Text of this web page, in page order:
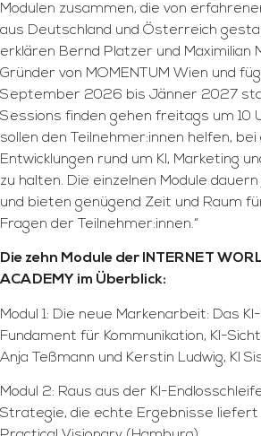
Modulen zusammen, die von
aus Deutschland und Österreich
erklären Bernd Platzer und Maximilian
Gründer von MOMENTUM Wien und
September 2026 bis Jänner 2027
Sessions finden gehen freitags um 10
sollen den Teilnehmer:innen helfen, bei
Entwicklungen rund um KI, Marketing
zu halten. Die einzelnen Module
und bieten genügend Zeit und Raum
Fragen der Teilnehmer:innen.“
Die zehn Module der INTERNET
ACADEMY im Überblick:
Modul 1: Die neue Markenarbeit: Das
Fundament für Kommunikation, KI-
Anja Teßmann und Kerstin Ludwig, KI
Modul 2: Raus aus der KI-
Strategie, die echte Ergebnisse liefert